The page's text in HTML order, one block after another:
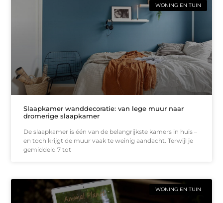
WONING EN TUIN
Slaapkamer wanddecoratie: van lege muur naar
dromerige slaapkamer
De slaapkamer is één van de belangrijkste kamers in huis –
en toch krijgt de muur vaak te weinig aandacht. Terwijl je
gemiddeld 7 tot
WONING EN TUIN